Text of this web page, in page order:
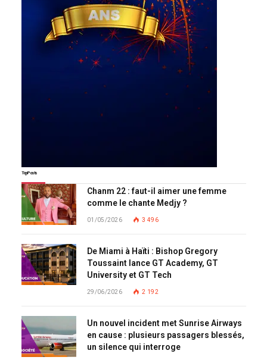
Top Posts
Chanm 22 : faut-il aimer une femme
comme le chante Medjy ?
01/05/2026 3 496
De Miami à Haïti : Bishop Gregory
Toussaint lance GT Academy, GT
University et GT Tech
29/06/2026 2 192
Un nouvel incident met Sunrise Airways
en cause : plusieurs passagers blessés,
un silence qui interroge